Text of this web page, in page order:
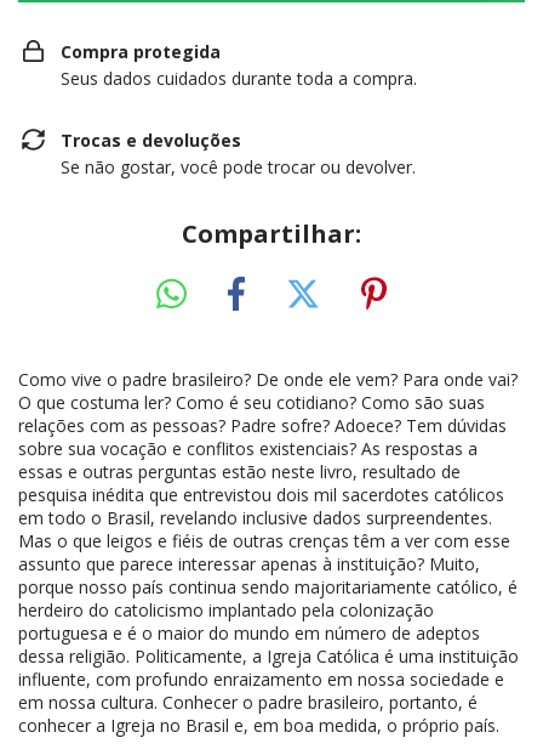
Compra protegida
Seus dados cuidados durante toda a compra.
Trocas e devoluções
Se não gostar, você pode trocar ou devolver.
Compartilhar:
Como vive o padre brasileiro? De onde ele vem? Para onde vai?
O que costuma ler? Como é seu cotidiano? Como são suas
relações com as pessoas? Padre sofre? Adoece? Tem dúvidas
sobre sua vocação e conflitos existenciais? As respostas a
essas e outras perguntas estão neste livro, resultado de
pesquisa inédita que entrevistou dois mil sacerdotes católicos
em todo o Brasil, revelando inclusive dados surpreendentes.
Mas o que leigos e fiéis de outras crenças têm a ver com esse
assunto que parece interessar apenas à instituição? Muito,
porque nosso país continua sendo majoritariamente católico, é
herdeiro do catolicismo implantado pela colonização
portuguesa e é o maior do mundo em número de adeptos
dessa religião. Politicamente, a Igreja Católica é uma instituição
influente, com profundo enraizamento em nossa sociedade e
em nossa cultura. Conhecer o padre brasileiro, portanto, é
conhecer a Igreja no Brasil e, em boa medida, o próprio país.